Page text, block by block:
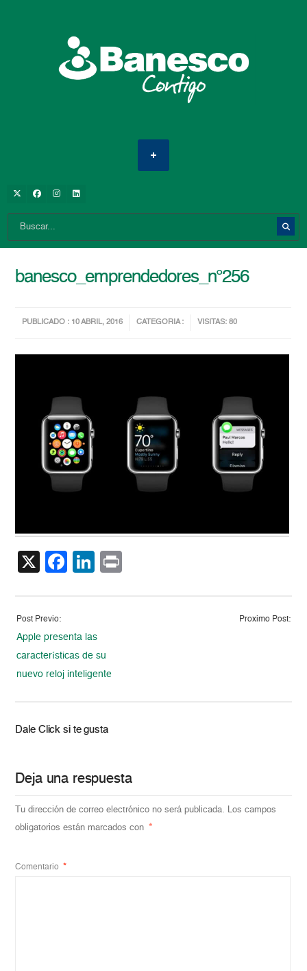
banesco_emprendedores_n°256
PUBLICADO : 10 ABRIL, 2016 CATEGORIA : VISITAS: 80
X Facebook
LinkedIn
Post Previo:
Apple presenta las
características de su
nuevo reloj inteligente
Proximo Post:
Dale Click si te gusta
Deja una respuesta
Tu dirección de correo electrónico no será publicada. Los campos
obligatorios están marcados con *
Comentario *